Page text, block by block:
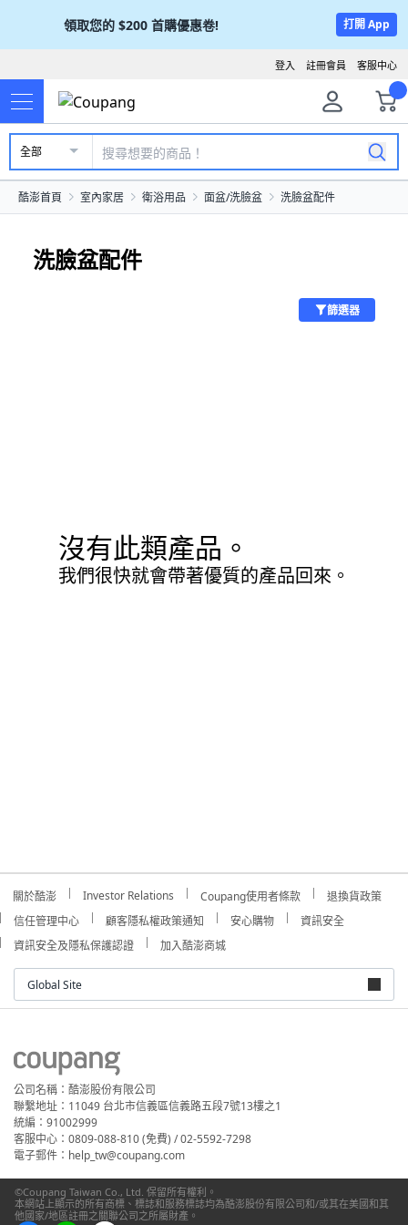
領取您的 $200 首購優惠卷! 打開 App
客服中心
註冊會員
登入
全部
酷澎首頁 室內家居 衛浴用品 面盆/洗臉盆 洗臉盆配件
洗臉盆配件
篩選器
沒有此類產品。
我們很快就會帶著優質的產品回來。
關於酷澎 Investor Relations Coupang使用者條款
退換貨政策
信任管理中心
顧客隱私權政策通知 安心購物
資訊安全
資訊安全及隱私保護認證
加入酷澎商城
Global Site
公司名稱：酷澎股份有限公司
聯繫地址：11049 台北市信義區信義路五段7號13樓之1
統編：91002999
客服中心：0809-088-810 (免費) / 02-5592-7298
電子郵件：help_tw@coupang.com
©Coupang Taiwan Co., Ltd. 保留所有權利。
本網站上顯示的所有商標、標誌和服務標誌均為酷澎股份有限公司和/或其在美國和其
他國家/地區註冊之關聯公司之所屬財產。